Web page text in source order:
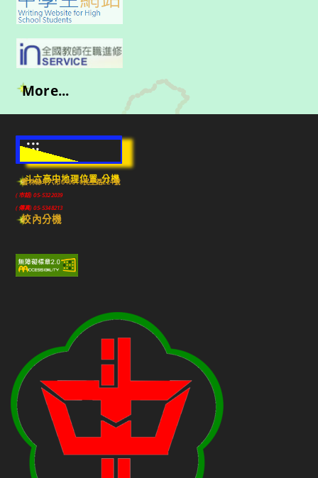
More...
:::
斗六高中地理位置-分機
雲林縣斗六市640010民生路224號
(市話) 05-5322039
(傳真) 05-5348213
校內分機